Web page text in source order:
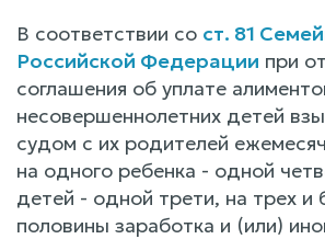
В соответствии со ст. 81
Российской Федерации при
соглашения об уплате
несовершеннолетних детей
судом с их родителей
на одного ребенка - одной
детей - одной трети, на трех и
половины заработка и (или)